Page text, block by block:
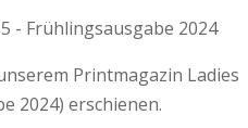
Printmagazin Ladies
2024) erschienen.